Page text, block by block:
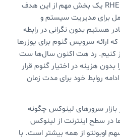
می‌کنیم. سابسکریپشن‌های RHEL یک بخش مهم از این هدف
برای مدیریت سیستم و
هستیم بدون نگرانی در رابطه
ارائه سرویس گنوم برای یوزرها
کنیم. رد هت اکنون سال‌ها ست
هزینه در اختیار گنوم قرار
روابط خود برای مدت زمان
سرورهای لینوکس چگونه
ها در سطح اینترنت از لینوکس
اوبونتو از همه بیشتر است. با